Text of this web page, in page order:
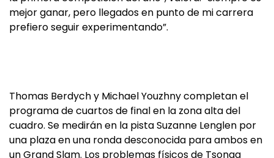
mejor ganar, pero llegados en punto de mi carrera
prefiero seguir experimentando”.
Thomas Berdych y Michael Youzhny completan el
programa de cuartos de final en la zona alta del
cuadro. Se medirán en la pista Suzanne Lenglen por
una plaza en una ronda desconocida para ambos en
un Grand Slam. Los problemas físicos de Tsonga